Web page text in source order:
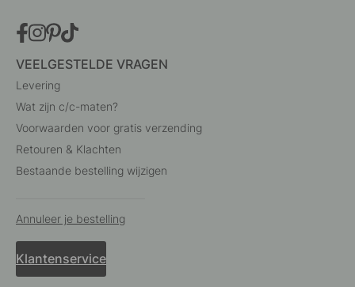
VEELGESTELDE VRAGEN
Levering
Wat zijn c/c-maten?
Voorwaarden voor gratis verzending
Retouren & Klachten
Bestaande bestelling wijzigen
Annuleer je bestelling
Klantenservice